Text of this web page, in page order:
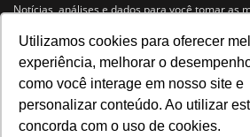
Utilizamos cookies para oferecer
experiência, melhorar o
como você interage em nosso site e
personalizar conteúdo. Ao utilizar
concorda com o uso de cookies.
Notícias, análises e dados para você tomar as
Navegue no site
Últimas notícias Quem somos E-
Política de privacidade